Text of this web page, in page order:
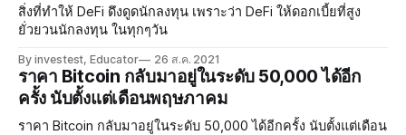
สิ่งที่ทำให้ DeFi ดึงดูดนักลงทุน เพราะว่า DeFi ให้ดอกเบี้ยที่สูง
ยั่วยวนนักลงทุน ในทุกๆวัน
By investest, Educator 26 ส.ค. 2021
ราคา Bitcoin กลับมาอยู่ในระดับ 50,000 ได้อีก
ครั้ง นับตั้งแต่เดือนพฤษภาคม
ราคา Bitcoin กลับมาอยู่ในระดับ 50,000 ได้อีกครั้ง นับตั้งแต่เดือน